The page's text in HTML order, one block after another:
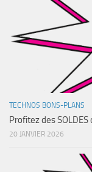
TECHNOS BONS-PLANS
Profitez des SOLDES
20 JANVIER 2026